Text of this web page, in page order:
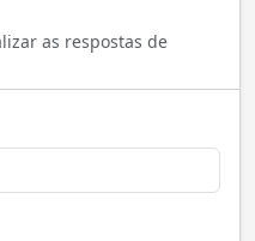
as respostas de